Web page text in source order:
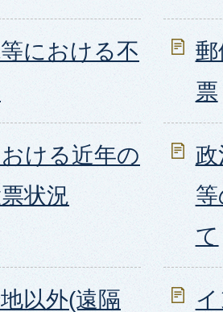
における不
票
ける近年の
状況
政
て
以外(遠隔